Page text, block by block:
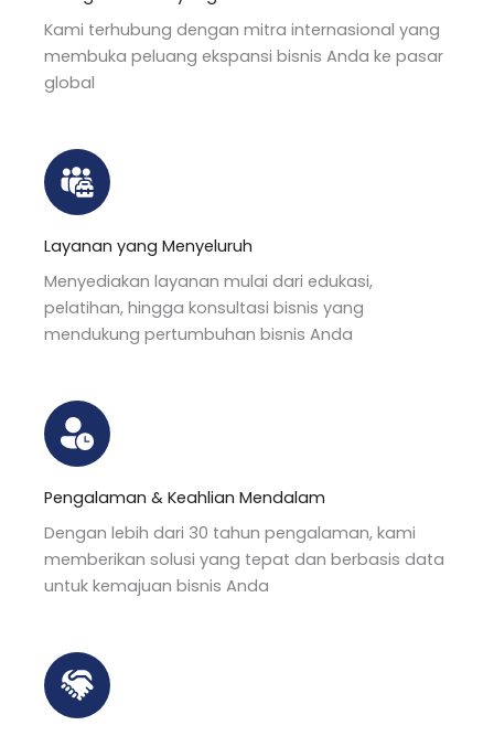
Kami terhubung dengan mitra internasional yang
membuka peluang ekspansi bisnis Anda ke pasar
global
Layanan yang Menyeluruh
Menyediakan layanan mulai dari edukasi,
pelatihan, hingga konsultasi bisnis yang
mendukung pertumbuhan bisnis Anda
Pengalaman & Keahlian Mendalam
Dengan lebih dari 30 tahun pengalaman, kami
memberikan solusi yang tepat dan berbasis data
untuk kemajuan bisnis Anda